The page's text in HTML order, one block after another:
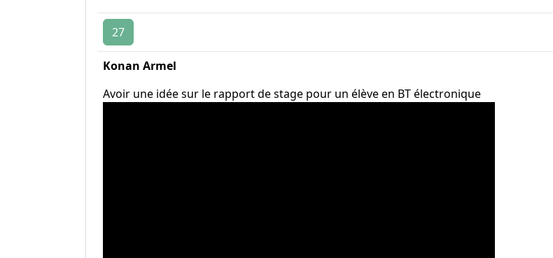
27
Konan Armel
Avoir une idée sur le rapport de stage pour un élève en BT électronique